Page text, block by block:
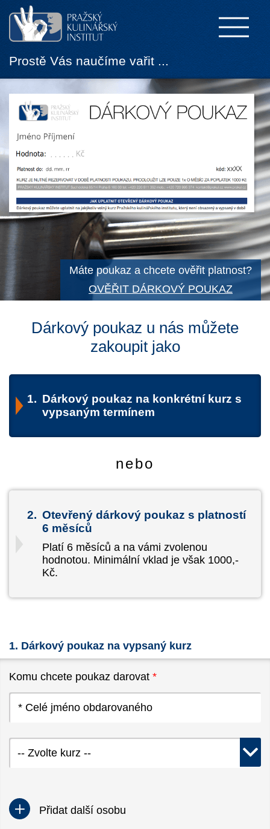
Prostě Vás naučíme vařit ...
Máte poukaz a chcete ověřit platnost?
OVĚŘIT DÁRKOVÝ POUKAZ
Dárkový poukaz u nás můžete
zakoupit jako
1. Dárkový poukaz na konkrétní kurz s
vypsaným termínem
nebo
2. Otevřený dárkový poukaz s platností
6 měsíců
Platí 6 měsíců a na vámi zvolenou
hodnotou. Minimální vklad je však 1000,-
Kč.
1. Dárkový poukaz na vypsaný kurz
Komu chcete poukaz darovat *
-- Zvolte kurz --
Přidat další osobu